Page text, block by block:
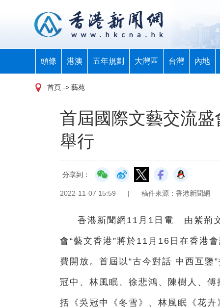
頭條 港澳 五年規劃 大灣區 台灣 內地
首頁 -> 藝苑
首屆國際文藝交流盛
舉行
分享到：
2022-11-07 15:59 | 稿件來源：香港新聞網
香港新聞網11月1日電 由紫荊
會“藝文香港”將於11月16日在香港
費開放。首屆以“古今對話 中西互
冠中、林風眠、徐悲鴻、陳樹人、
括《吳冠中《冬雪》、林風眠《花